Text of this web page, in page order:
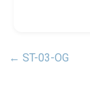
← ST-03-OG